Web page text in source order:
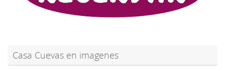
Casa Cuevas en imagenes